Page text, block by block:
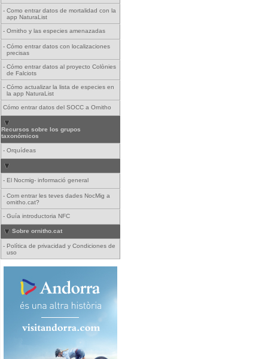
- Como entrar datos de mortalidad con la
app NaturaList
- Ornitho y las especies amenazadas
- Cómo entrar datos con localizaciones
precisas
- Cómo entrar datos al proyecto Colònies
de Falciots
- Cómo actualizar la lista de especies en
la app NaturaList
Cómo entrar datos del SOCC a Ornitho
Recursos sobre los grupos
taxonómicos
- Orquídeas
- El Nocmig- informació general
- Com entrar les teves dades NocMig a
ornitho.cat?
- Guía introductoria NFC
Sobre ornitho.cat
- Política de privacidad y Condiciones de
uso